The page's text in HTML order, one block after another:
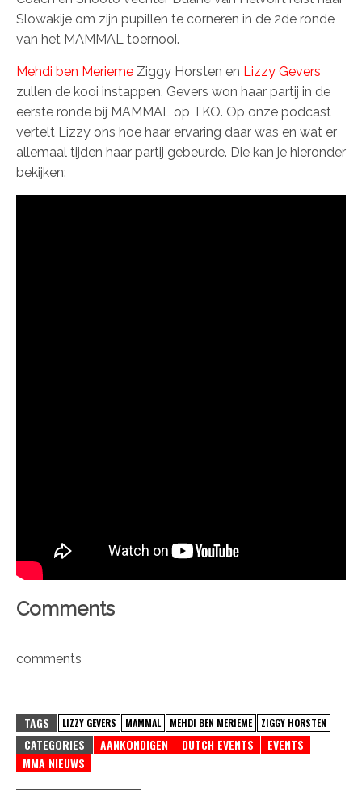
Slowakije om zijn pupillen te corneren in de 2de ronde
van het MAMMAL toernooi.
Mehdi ben Merieme Ziggy Horsten en Lizzy Gevers
zullen de kooi instappen. Gevers won haar partij in de
eerste ronde bij MAMMAL op TKO. Op onze podcast
vertelt Lizzy ons hoe haar ervaring daar was en wat er
allemaal tijden haar partij gebeurde. Die kan je hieronder
bekijken:
Comments
comments
TAGS LIZZY GEVERS MAMMAL MEHDI BEN MERIEME ZIGGY HORSTEN
CATEGORIES AANKONDIGEN DUTCH EVENTS
EVENTS
MMA NIEUWS